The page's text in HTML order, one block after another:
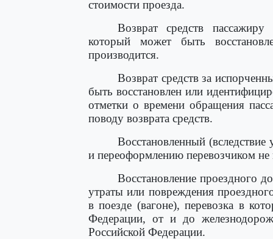
стоимости проезда.
Возврат средств
который может быть
производится.
Возврат средств за
быть восстановлен или
отметки о времени обращения
поводу возврата средств.
Восстановленный
и переоформлению перевозчиком не
Восстановление проездного
утраты или повреждения
в поезде (вагоне), перевозка в
Федерации, от и до
Российской Федерации.